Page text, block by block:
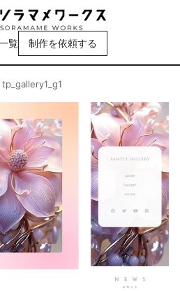
覧 制作を依頼する